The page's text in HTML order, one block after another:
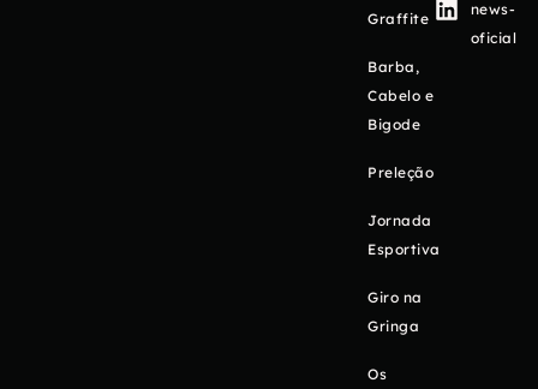
Graffite
Barba,
Cabelo e
Bigode
Preleção
Jornada
Esportiva
Giro na
Gringa
Os
news-
oficial